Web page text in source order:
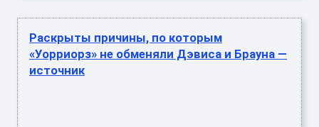
Раскрыты причины, по которым
«Уорриорз» не обменяли Дэвиса и Брауна —
источник